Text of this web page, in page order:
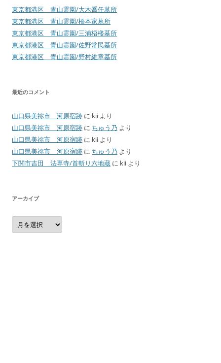
東京都港区 青山霊園/大木喬任墓所
東京都港区 青山霊園/橋本家墓所
東京都港区 青山霊園/三浦梧楼墓所
東京都港区 青山霊園/佐野常民墓所
東京都港区 青山霊園/野村維章墓所
最近のコメント
山口県美祢市 河原宿跡 に kii より
山口県美祢市 河原宿跡 に ちゅう乃 より
山口県美祢市 河原宿跡 に kii より
山口県美祢市 河原宿跡 に ちゅう乃 より
下関市吉田 法専寺/首斬り六地蔵 に kii より
アーカイブ
ア
ー
カ